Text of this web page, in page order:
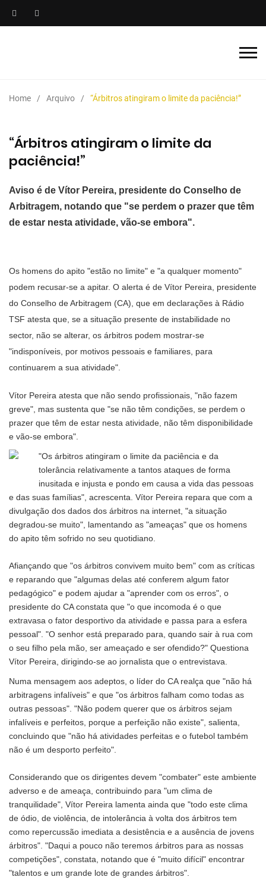
Home Arquivo “Árbitros atingiram o limite da paciência!”
“Árbitros atingiram o limite da
paciência!”
Aviso é de Vítor Pereira, presidente do Conselho de
Arbitragem, notando que "se perdem o prazer que têm
de estar nesta atividade, vão-se embora".
Os homens do apito "estão no limite" e "a qualquer momento"
podem recusar-se a apitar. O alerta é de Vítor Pereira, presidente
do Conselho de Arbitragem (CA), que em declarações à Rádio
TSF atesta que, se a situação presente de instabilidade no
sector, não se alterar, os árbitros podem mostrar-se
"indisponíveis, por motivos pessoais e familiares, para
continuarem a sua atividade".
Vítor Pereira atesta que não sendo profissionais, "não fazem
greve", mas sustenta que "se não têm condições, se perdem o
prazer que têm de estar nesta atividade, não têm disponibilidade
e vão-se embora".
"Os árbitros atingiram o limite da paciência e da
tolerância relativamente a tantos ataques de forma
inusitada e injusta e pondo em causa a vida das pessoas
e das suas famílias", acrescenta. Vítor Pereira repara que com a
divulgação dos dados dos árbitros na internet, "a situação
degradou-se muito", lamentando as "ameaças" que os homens
do apito têm sofrido no seu quotidiano.
Afiançando que "os árbitros convivem muito bem" com as críticas
e reparando que "algumas delas até conferem algum fator
pedagógico" e podem ajudar a "aprender com os erros", o
presidente do CA constata que "o que incomoda é o que
extravasa o fator desportivo da atividade e passa para a esfera
pessoal". "O senhor está preparado para, quando sair à rua com
o seu filho pela mão, ser ameaçado e ser ofendido?" Questiona
Vítor Pereira, dirigindo-se ao jornalista que o entrevistava.
Numa mensagem aos adeptos, o líder do CA realça que "não há
arbitragens infalíveis" e que "os árbitros falham como todas as
outras pessoas". "Não podem querer que os árbitros sejam
infalíveis e perfeitos, porque a perfeição não existe", salienta,
concluindo que "não há atividades perfeitas e o futebol também
não é um desporto perfeito".
Considerando que os dirigentes devem "combater" este ambiente
adverso e de ameaça, contribuindo para "um clima de
tranquilidade", Vítor Pereira lamenta ainda que "todo este clima
de ódio, de violência, de intolerância à volta dos árbitros tem
como repercussão imediata a desistência e a ausência de jovens
árbitros". "Daqui a pouco não teremos árbitros para as nossas
competições", constata, notando que é "muito difícil" encontrar
"talentos e um grande lote de grandes árbitros".